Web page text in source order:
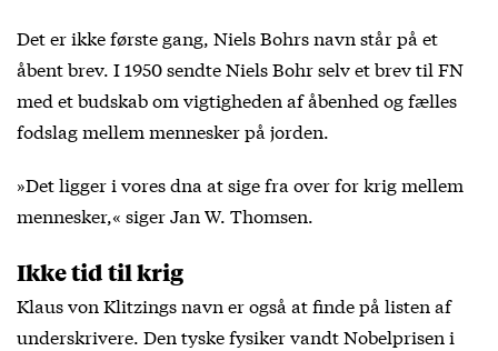
Det er ikke første gang, Niels Bohrs navn står på et
åbent brev. I 1950 sendte Niels Bohr selv et brev til FN
med et budskab om vigtigheden af åbenhed og fælles
fodslag mellem mennesker på jorden.
»Det ligger i vores dna at sige fra over for krig mellem
mennesker,« siger Jan W. Thomsen.
Ikke tid til krig
Klaus von Klitzings navn er også at finde på listen af
underskrivere. Den tyske fysiker vandt Nobelprisen i